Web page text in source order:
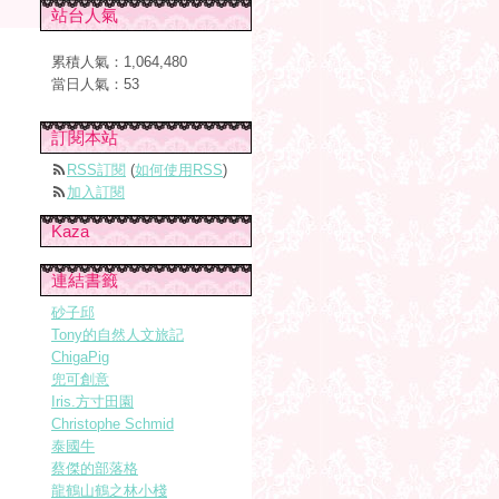
站台人氣
累積人氣： 1,064,480
當日人氣： 53
訂閱本站
RSS訂閱 (如何使用RSS)
加入訂閱
Kaza
連結書籤
砂子邱
Tony的自然人文旅記
ChigaPig
兜可創意
Iris.方寸田園
Christophe Schmid
泰國牛
蔡傑的部落格
龍鶴山鶴之林小棧